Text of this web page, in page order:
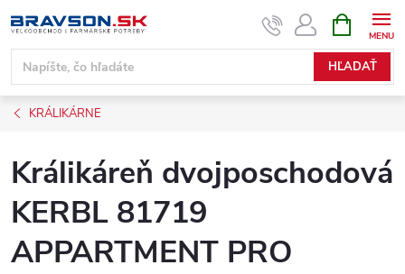
na
obsah
HĽADAŤ
KOŠÍK
KRÁLIKÁRNE
Králikáreň dvojposchodová
KERBL 81719
APPARTMENT PRO